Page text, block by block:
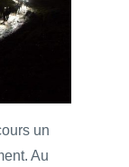
un
Au